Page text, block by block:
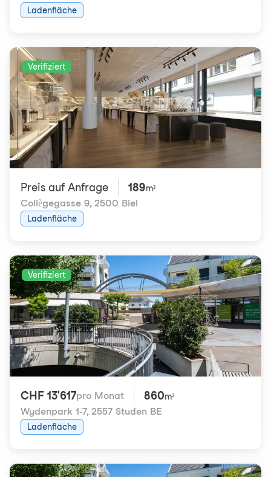
Ladenfläche
Verifiziert
Preis auf Anfrage 189m²
Collègegasse 9, 2500 Biel
Ladenfläche
Verifiziert
CHF 13'617pro Monat 860m²
Wydenpark 1-7, 2557 Studen BE
Ladenfläche